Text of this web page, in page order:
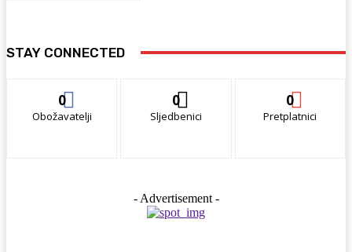
STAY CONNECTED
0
Obožavatelji
0
Sljedbenici
0
Pretplatnici
- Advertisement -